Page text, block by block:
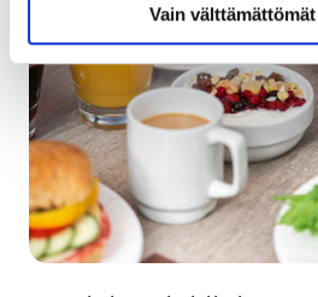
Vain